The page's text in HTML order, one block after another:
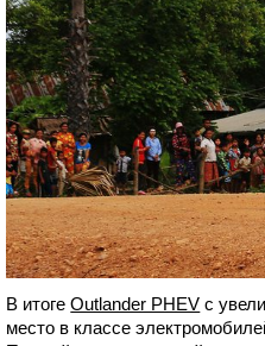
В итогеOutlander PHEV с
место в классе